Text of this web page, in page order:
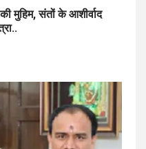
मुहिम, संतों के आशीर्वाद